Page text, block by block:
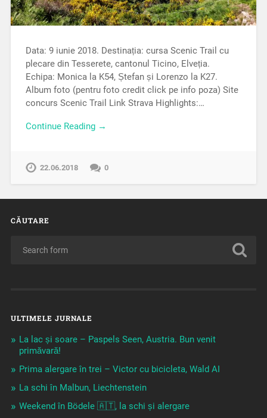
Data: 9 iunie 2018. Destinația: cursa Scenic Trail cu
plecare din Tesserete, cantonul Ticino, Elveția.
Echipa: Monica la K54, Ștefan și Lorenzo la K27.
Album foto (pentru foto credit click pe info poza) Site
concurs Scenic Trail Link Strava Highlights:…
Continue Reading →
22.06.2018 0
CĂUTARE
ULTIMELE JURNALE
La lac și soare – Paspels Seen, Austria. Bun venit
primăvară!
Prima alergare în trei – Victor cu bicicleta, Wald AI
La schi în Malbun, Liechtenstein
Weekend în Bödele 🇦🇹, la schi și alergare